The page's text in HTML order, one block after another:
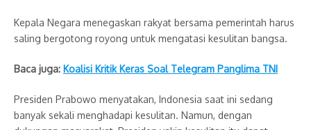
Kepala Negara menegaskan rakyat bersama pemerintah harus
saling bergotong royong untuk mengatasi kesulitan bangsa.
Baca juga: Koalisi Kritik Keras Soal Telegram Panglima TNI
Presiden Prabowo menyatakan, Indonesia saat ini sedang
banyak sekali menghadapi kesulitan. Namun, dengan